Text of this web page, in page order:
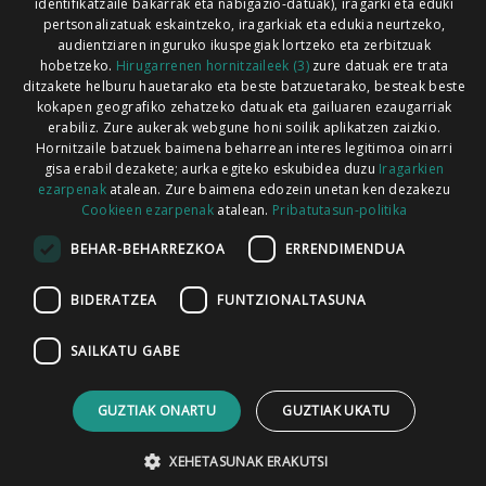
Codesyntaxek garatua
HONI BURUZ LEGE OHARRA PUBLIZITATEA
ARAUAK HARREMANETARAKO RSS
identifikatzaile bakarrak eta nabigazio-datuak), iragarki eta eduki
pertsonalizatuak eskaintzeko, iragarkiak eta edukia neurtzeko,
audientziaren inguruko ikuspegiak lortzeko eta zerbitzuak
hobetzeko. Hirugarrenen hornitzaileek (3)zure datuak ere trata
ditzakete helburu hauetarako eta beste batzuetarako, besteak beste
kokapen geografiko zehatzeko datuak eta gailuaren ezaugarriak
erabiliz. Zure aukerak webgune honi soilik aplikatzen zaizkio.
Hornitzaile batzuek baimena beharrean interes legitimoa oinarri
gisa erabil dezakete; aurka egiteko eskubidea duzu Iragarkien
ezarpenakatalean. Zure baimena edozein unetan ken dezakezu
Cookieen ezarpenak atalean. Pribatutasun-politika
BEHAR-BEHARREZKOA ERRENDIMENDUA
BIDERATZEA FUNTZIONALTASUNA
SAILKATU GABE
GUZTIAK ONARTU GUZTIAK UKATU
XEHETASUNAK ERAKUTSI